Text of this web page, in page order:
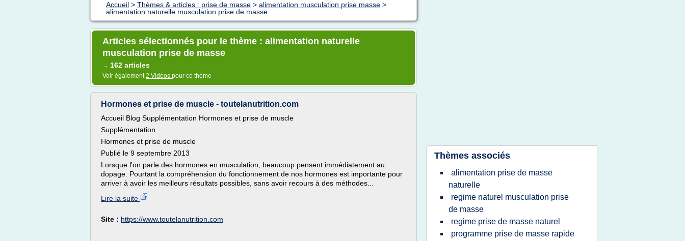
Accueil > Thèmes & articles : prise de masse > alimentation musculation prise masse >
alimentation naturelle musculation prise de masse
Articles sélectionnés pour le thème : alimentation naturelle
musculation prise de masse
→ 162 articles
Voir également2 Vidéos pour ce thème
Hormones et prise de muscle - toutelanutrition.com
Accueil Blog Supplémentation Hormones et prise de muscle
Supplémentation
Hormones et prise de muscle
Publié le 9 septembre 2013
Lorsque l'on parle des hormones en musculation, beaucoup pensent immédiatement au
dopage. Pourtant la compréhension du fonctionnement de nos hormones est importante pour
arriver à avoir les meilleurs résultats possibles, sans avoir recours à des méthodes...
Lire la suite
Site : https://www.toutelanutrition.com
Thèmes associés
alimentation prise de masse
naturelle
regime naturel musculation prise
de masse
regime prise de masse naturel
programme prise de masse rapide